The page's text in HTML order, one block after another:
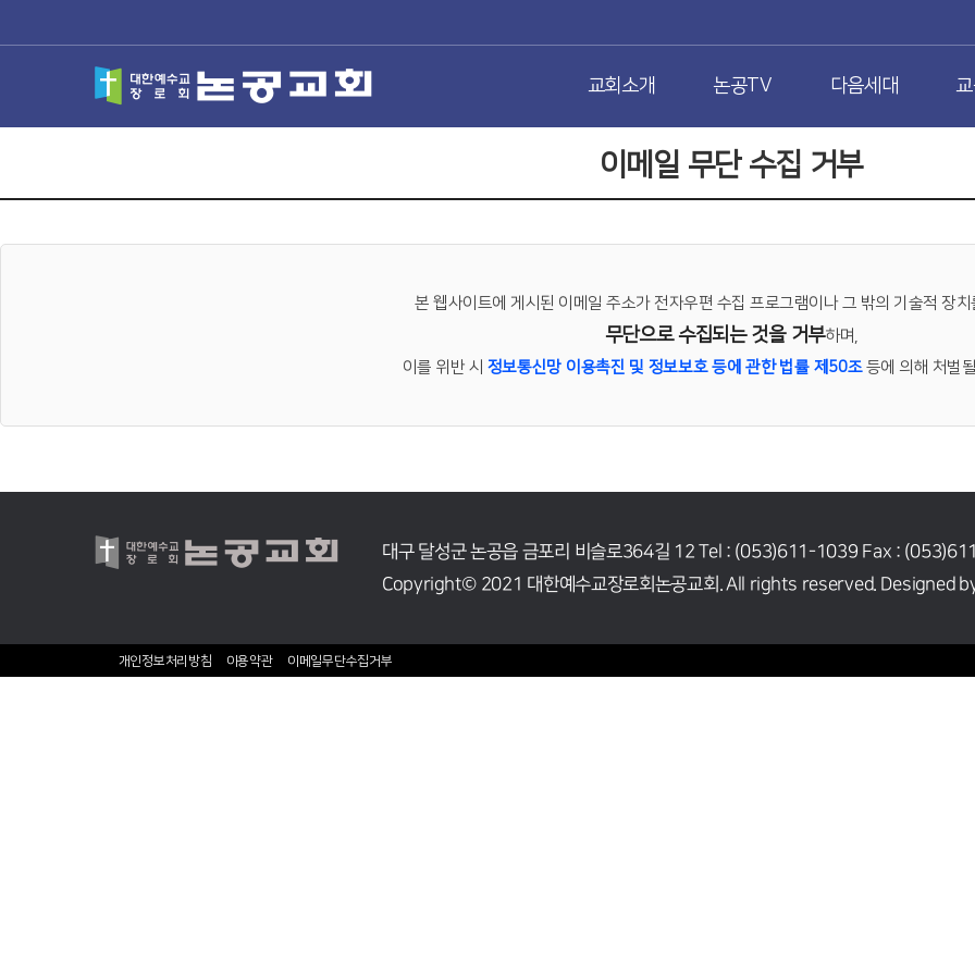
교회소개 논공TV 다음세대
이메일 무단 수집 거부
본 웹사이트에 게시된 이메일 주소가 전자우편 수집 프로그램이나 그 밖의 기술적 장치
무단으로 수집되는 것을 거부하며,
이를 위반 시 정보통신망 이용촉진 및 정보보호 등에 관한 법률 제50조등에 의해 처벌
대구 달성군 논공읍 금포리 비슬로364길 12Tel : (053)611-1039 Fax :
Copyright© 2021 대한예수교장로회논공교회.All rights reserved. Designed
개인정보처리방침 이용약관 이메일무단수집거부